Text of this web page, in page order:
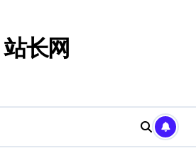
站长网